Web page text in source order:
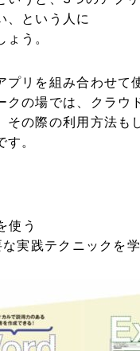
、という人に
う。
プリを組み合わせて
クの場では、クラウ
の際の利用方法も
。
使う
実践テクニックを